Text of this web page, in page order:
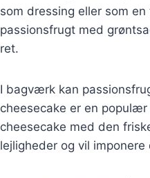
som dressing eller som
passionsfrugt med
ret.
I bagværk kan
cheesecake er en
cheesecake med den
lejligheder og vil